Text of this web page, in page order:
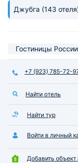
Джубга (143
Гостиницы России
+7 (923) 785-72-
Найти отель
Найти тур
Войти в личный
Добавить